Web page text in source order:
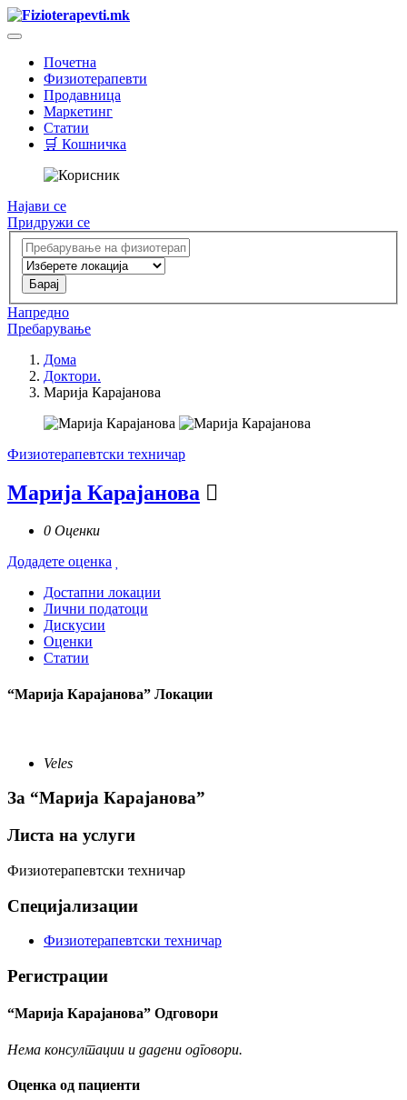
Почетна
Физиотерапевти
Продавница
Маркетинг
Статии
🛒 Кошничка
Најави се
Придружи се
Напредно
Пребарување
Дома
Доктори.
Марија Карајанова
Физиотерапевтски техничар
Марија Карајанова
0 Оценки
Додадете оценка
Достапни локации
Лични податоци
Дискусии
Оценки
Статии
“Марија Карајанова” Локации
Veles
За “Марија Карајанова”
Листа на услуги
Физиотерапевтски техничар
Специјализации
Физиотерапевтски техничар
Регистрации
“Марија Карајанова” Одговори
Нема консултации и дадени одговори.
Оценка од пациенти